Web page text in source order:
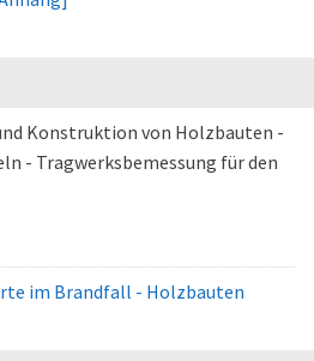
Konstruktion von Holzbauten -
- Tragwerksbemessung für den
im Brandfall - Holzbauten